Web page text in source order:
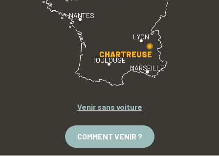
LYON
TOULOUSE
MARSEILLE
NANTES
CHARTREUSE
Venir sans voiture
COMMENT VENIR ?